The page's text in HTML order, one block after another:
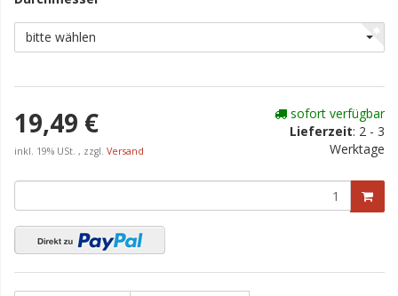
bitte wählen
19,49 €
inkl. 19% USt. , zzgl. Versand
sofort verfügbar
Lieferzeit: 2 - 3
Werktage